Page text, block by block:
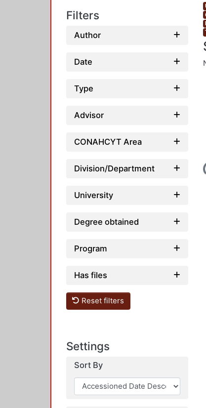
Filters
Author
Date
Type
Advisor
CONAHCYT Area
Division/Department
University
Degree obtained
Program
Has files
Reset filters
Settings
Sort By